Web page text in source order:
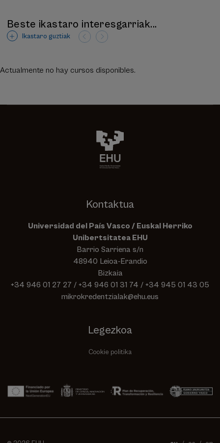
Beste ikastaro interesgarriak...
Ikastaro guztiak
Actualmente no hay cursos disponibles.
Kontaktua
Universidad del País Vasco / Euskal Herriko
Unibertsitatea EHU
Barrio Sarriena s/n
48940 Leioa-Erandio
Bizkaia
+34 946 01 27 27 / +34 946 01 31 74 / +34 945 01 43 05
mikrokredentzialak@ehu.eus
Legezkoa
Cookie politika